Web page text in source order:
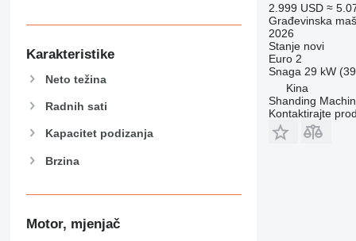
950
962
963
972
973
982
Karakteristike
Neto težina
Radnih sati
Kapacitet podizanja
Brzina
Motor, mjenjač
2.999 USD ≈
Građevinska
2026
Stanjenovi
Euro 2
Snaga 29 kW
Kina
Shanding
Kontaktirajte